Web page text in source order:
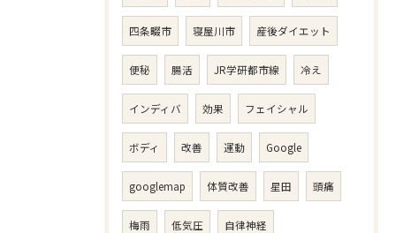
四条畷市 寝屋川市 産後ダイエット
便秘 腸活 JR学研都市線 冷え
インディバ 効果 フェイシャル
ボディ 改善 運動 Google
googlemap 体質改善 星田 頭痛
梅雨 低気圧 自律神経